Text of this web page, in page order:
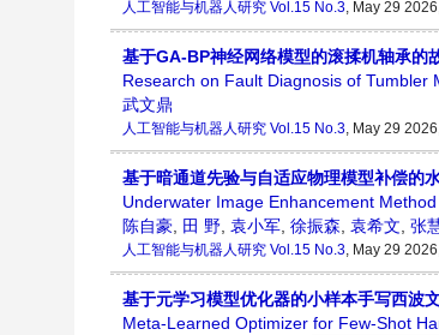
人工智能与机器人研究 Vol.15 No.3, May 29
基于GA-BP神经网络模型的滚揉机轴承的
Research on Fault Diagnosis of Tumbler
武文鼎
人工智能与机器人研究 Vol.15 No.3, May 29
基于暗通道先验与自适应物理模型补偿的
Underwater Image Enhancement
陈自豪, 田 野, 袁小军, 徐振森, 袁希文, 张
人工智能与机器人研究 Vol.15 No.3, May 29
基于元学习模型优化器的小样本手写西波
Meta-Learned Optimizer for Few-Shot